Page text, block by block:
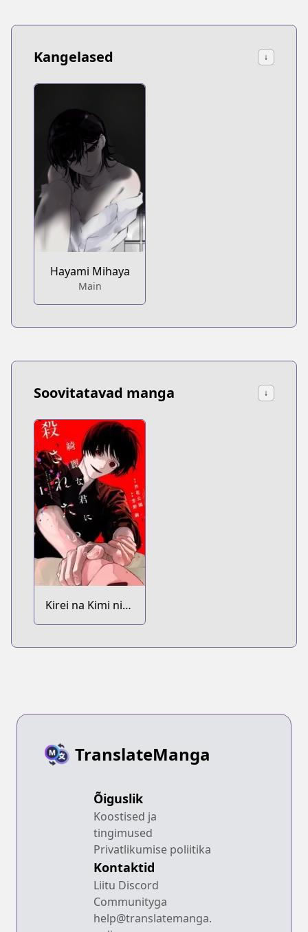
Kangelased ↓
Hayami Mihaya
Main
Soovitatavad manga ↓
Kirei na Kimi ni
Korosaretai.
TranslateManga
Õiguslik
Koostised ja
tingimused
Privatlikumise poliitika
Kontaktid
Liitu Discord
Communityga
help@translatemanga.